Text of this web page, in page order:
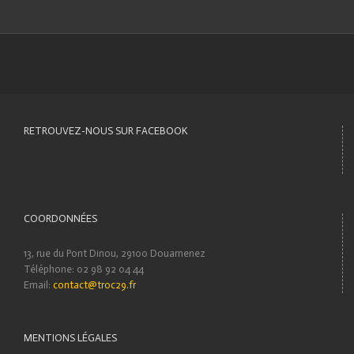
RETROUVEZ-NOUS SUR FACEBOOK
COORDONNÉES
13, rue du Pont Dinou, 29100 Douarnenez
Téléphone: 02 98 92 04 44
Email: contact@troc29.fr
MENTIONS LÉGALES